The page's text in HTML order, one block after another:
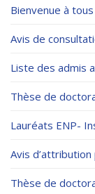
Bienvenue à
Avis de
Liste des admis
Thèse de
Lauréats ENP-
Avis
Thèse de